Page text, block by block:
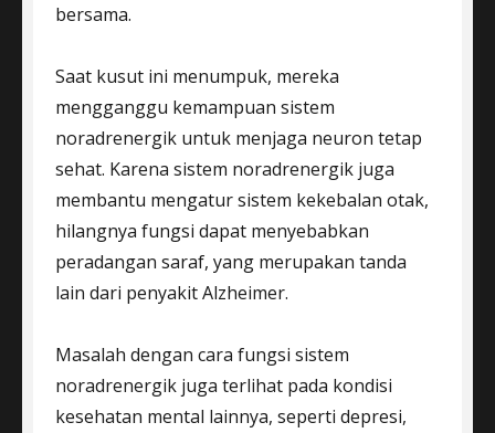
bersama.
Saat kusut ini menumpuk, mereka
mengganggu kemampuan sistem
noradrenergik untuk menjaga neuron tetap
sehat. Karena sistem noradrenergik juga
membantu mengatur sistem kekebalan otak,
hilangnya fungsi dapat menyebabkan
peradangan saraf, yang merupakan tanda
lain dari penyakit Alzheimer.
Masalah dengan cara fungsi sistem
noradrenergik juga terlihat pada kondisi
kesehatan mental lainnya, seperti depresi,